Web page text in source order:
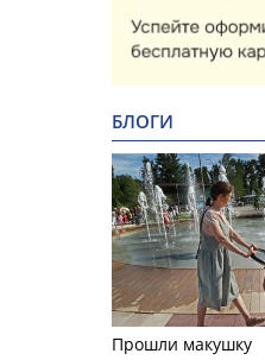
БЛОГИ
Прошли макушку